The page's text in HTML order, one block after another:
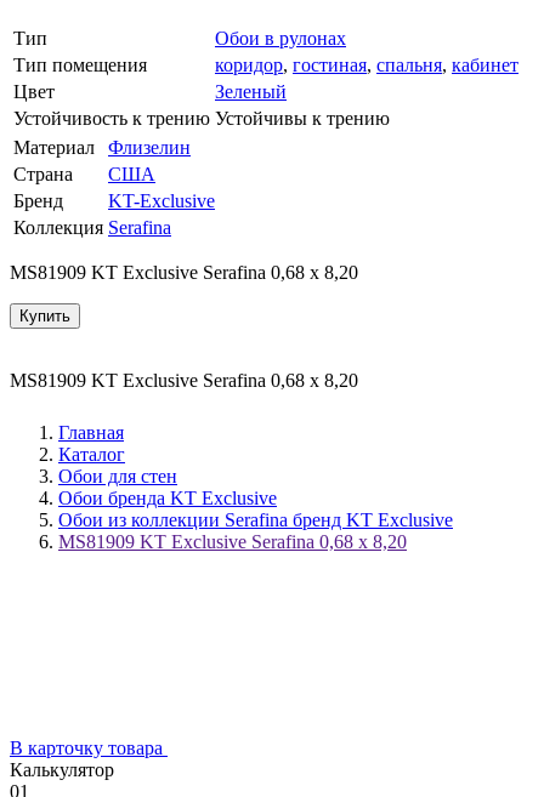
Тип
Обои в рулонах
Тип помещения
коридор, гостиная, спальня, кабинет
Цвет
Зеленый
Устойчивость к трению Устойчивы к трению
Материал
Флизелин
Страна
США
Бренд
KT-Exclusive
Коллекция Serafina
MS81909 KT Exclusive Serafina 0,68 x 8,20
Купить
MS81909 KT Exclusive Serafina 0,68 x 8,20
Главная
Каталог
Обои для стен
Обои бренда KT Exclusive
Обои из коллекции Serafina бренд KT Exclusive
MS81909 KT Exclusive Serafina 0,68 x 8,20
В карточку товара
Калькулятор
01